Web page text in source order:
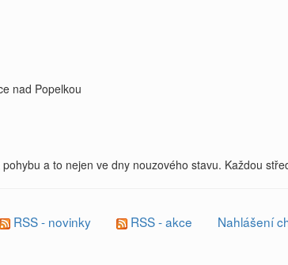
nad Popelkou
a to nejen ve dny nouzového stavu. Každou
RSS - novinky RSS - akce Nahlášení